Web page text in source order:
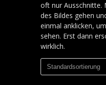
oft nur Ausschnitte.
des Bildes gehen
einmal anklicken,
sehen. Erst dann
wirklich.